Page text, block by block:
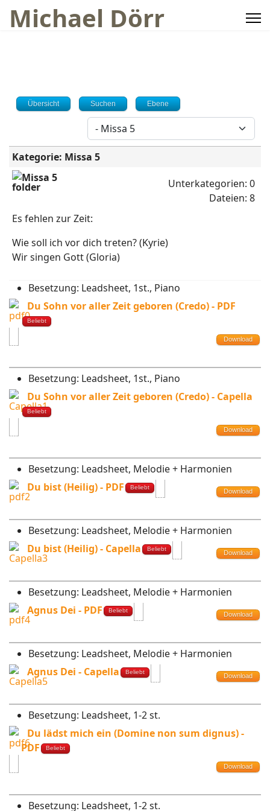
Michael Dörr
Übersicht Suchen Ebene
Kategorie: Missa 5
Missa 5
Unterkategorien: 0
Dateien: 8
Es fehlen zur Zeit:
Wie soll ich vor dich treten? (Kyrie)
Wir singen Gott (Gloria)
Besetzung: Leadsheet, 1st., Piano
Du Sohn vor aller Zeit geboren (Credo) - PDF
Beliebt
Download
Besetzung: Leadsheet, 1st., Piano
Du Sohn vor aller Zeit geboren (Credo) - Capella
Beliebt
Download
Besetzung: Leadsheet, Melodie + Harmonien
Du bist (Heilig) - PDF
Beliebt
Download
Besetzung: Leadsheet, Melodie + Harmonien
Du bist (Heilig) - Capella
Beliebt
Download
Besetzung: Leadsheet, Melodie + Harmonien
Agnus Dei - PDF
Beliebt
Download
Besetzung: Leadsheet, Melodie + Harmonien
Agnus Dei - Capella
Beliebt
Download
Besetzung: Leadsheet, 1-2 st.
Du lädst mich ein (Domine non sum dignus) -
PDF
Beliebt
Download
Besetzung: Leadsheet, 1-2 st.